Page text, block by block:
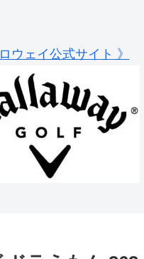
ウェイ公式サイト 》